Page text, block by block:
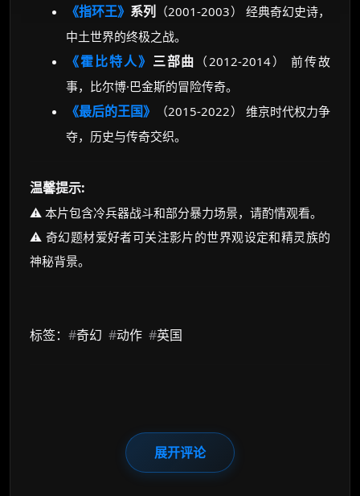
《指环王》 系列
（2001-2003） 经典奇幻史诗，
中土世界的终极之战。
《霍比特人》 三部曲 （2012-2014） 前传故
事，比尔博·巴金斯的冒险传奇。
《最后的王国》
（2015-2022） 维京时代权力争
夺，历史与传奇交织。
温馨提示:
⚠️ 本片包含冷兵器战斗和部分暴力场景，请酌情观看。
⚠️ 奇幻题材爱好者可关注影片的世界观设定和精灵族的
神秘背景。
标签： #奇幻 #动作 #英国
展开评论